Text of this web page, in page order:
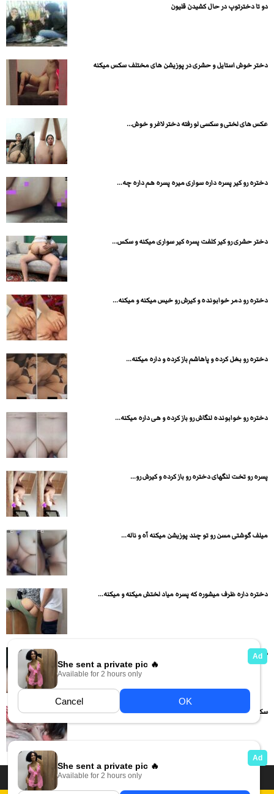
دو تا دخترتوپ در حال كشیدن قلیون
دختر خوش استایل و حشری در پوزیشن های مختلف سکس میکنه
عکس های لختی و سکسی لو رفته دختر لاغر و خوش...
دختره رو کیر پسره داره سواری میره پسره هم داره چه...
دختر حشری رو کیر کلفت پسره کیر سواری میکنه و سکس...
دختره رو دمر خوابونده و کیرش رو خیس میکنه و میکنه...
دختره رو بغل کرده و پاهاشم باز کرده و داره میکنه...
دختره رو خوابونده لنگاش رو باز کرده و هی داره میکنه...
پسره رو تخت لنگهای دختره رو باز کرده و کیرش رو...
میلف گوشتی مسن رو تو چند پوزیشن میکنه آه و ناله...
دختره داره ظرف میشوره که پسره میاد لختش میکنه و میکنه...
دختره اول کیر سواری میکنه بعد لنگا رو میده هوا و...
سکس تریسام دو تا دختر گوشتی نوبتی برا پسره ساک میزنن